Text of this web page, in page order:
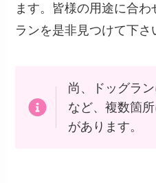
ます。皆様の用途に合
ランを是非見つけて下さ
尚、ドッグラ
など、複数箇
があります。